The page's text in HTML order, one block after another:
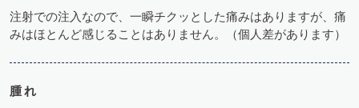
注射での注入なので、一瞬チクッとした痛みはありますが、痛
みはほとんど感じることはありません。（個人差があります）
腫れ